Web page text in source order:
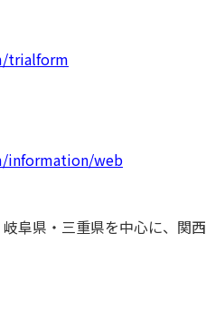
trialform
information/web
阜県・三重県を中心に、関